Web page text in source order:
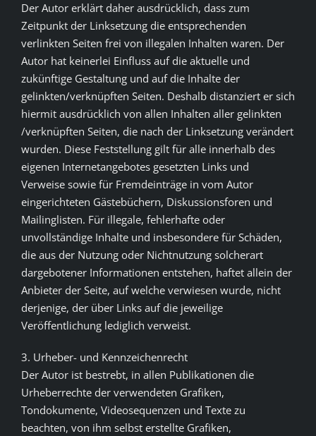
Der Autor erklärt daher ausdrücklich, dass zum
Zeitpunkt der Linksetzung die entsprechenden
verlinkten Seiten frei von illegalen Inhalten waren. Der
Autor hat keinerlei Einfluss auf die aktuelle und
zukünftige Gestaltung und auf die Inhalte der
gelinkten/verknüpften Seiten. Deshalb distanziert er sich
hiermit ausdrücklich von allen Inhalten aller gelinkten
/verknüpften Seiten, die nach der Linksetzung verändert
wurden. Diese Feststellung gilt für alle innerhalb des
eigenen Internetangebotes gesetzten Links und
Verweise sowie für Fremdeinträge in vom Autor
eingerichteten Gästebüchern, Diskussionsforen und
Mailinglisten. Für illegale, fehlerhafte oder
unvollständige Inhalte und insbesondere für Schäden,
die aus der Nutzung oder Nichtnutzung solcherart
dargebotener Informationen entstehen, haftet allein der
Anbieter der Seite, auf welche verwiesen wurde, nicht
derjenige, der über Links auf die jeweilige
Veröffentlichung lediglich verweist.
3. Urheber- und Kennzeichenrecht
Der Autor ist bestrebt, in allen Publikationen die
Urheberrechte der verwendeten Grafiken,
Tondokumente, Videosequenzen und Texte zu
beachten, von ihm selbst erstellte Grafiken,